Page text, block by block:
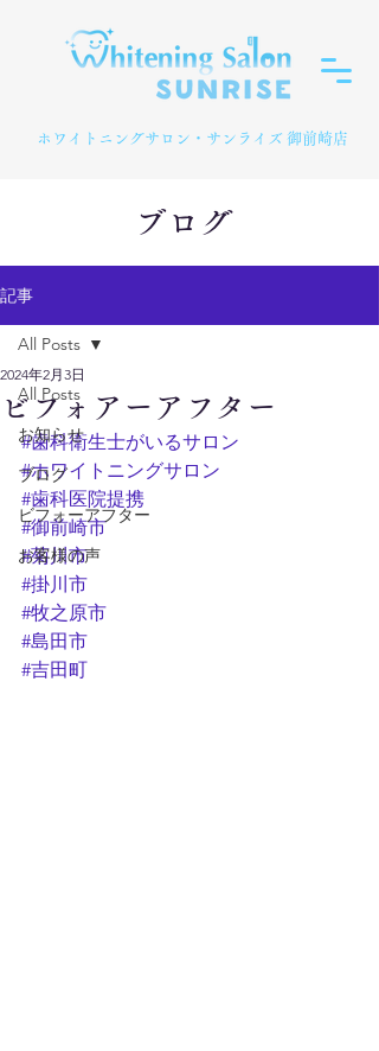
​ホワイトニングサロン・サンライズ 御前崎店
ブログ
記事
All Posts
お知らせ
ブログ
ビフォーアフター
お客様の声
All Posts
ビフォアーアフター
2024年2月3日
#歯科衛生士がいるサロン
#ホワイトニングサロン
#歯科医院提携
#御前崎市
#菊川市
#掛川市
#牧之原市
#島田市
#吉田町